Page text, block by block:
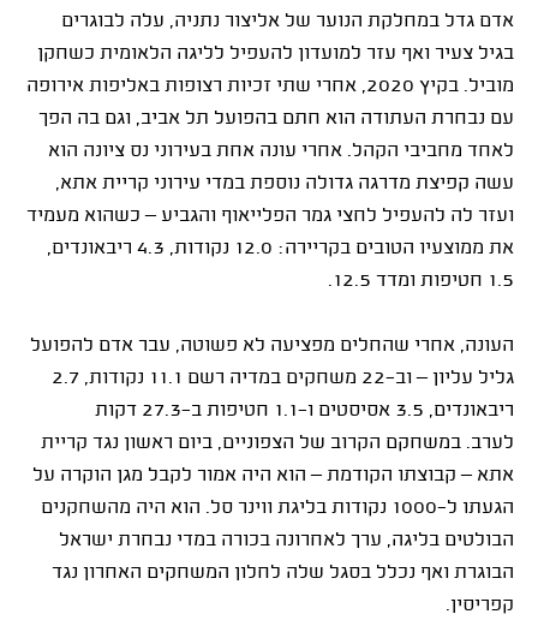
אדם גדל במחלקת הנוער של אליצור נתניה, עלה לבוגרים
בגיל צעיר ואף עזר למועדון להעפיל לליגה הלאומית כשחקן
מוביל. בקיץ 2020, אחרי שתי זכיות רצופות באליפות אירופה
עם נבחרת העתודה הוא חתם בהפועל תל אביב, וגם בה הפך
לאחד מחביבי הקהל. אחרי עונה אחת בעירוני נס ציונה הוא
עשה קפיצת מדרגה גדולה נוספת במדי עירוני קריית אתא,
ועזר לה להעפיל לחצי גמר הפלייאוף והגביע – כשהוא מעמיד
את ממוצעיו הטובים בקריירה: 12.0 נקודות, 4.3 ריבאונדים,
1.5 חטיפות ומדד 12.5.
העונה, אחרי שהחלים מפציעה לא פשוטה, עבר אדם להפועל
גליל עליון – וב־22 משחקים במדיה רשם 11.1 נקודות, 2.7
ריבאונדים, 3.5 אסיסטים ו־1.1 חטיפות ב־27.3 דקות
לערב. במשחקם הקרוב של הצפוניים, ביום ראשון נגד קריית
אתא – קבוצתו הקודמת – הוא היה אמור לקבל מגן הוקרה על
הגעתו ל־1000 נקודות בליגת ווינר סל. הוא היה מהשחקנים
הבולטים בליגה, ערך לאחרונה בכורה במדי נבחרת ישראל
הבוגרת ואף נכלל בסגל שלה לחלון המשחקים האחרון נגד
קפריסין.